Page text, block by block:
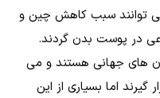
توانند سبب کاهش چین و
در پوست بدن گردند.
های جهانی هستند و می‌
گیرند اما بسیاری از این